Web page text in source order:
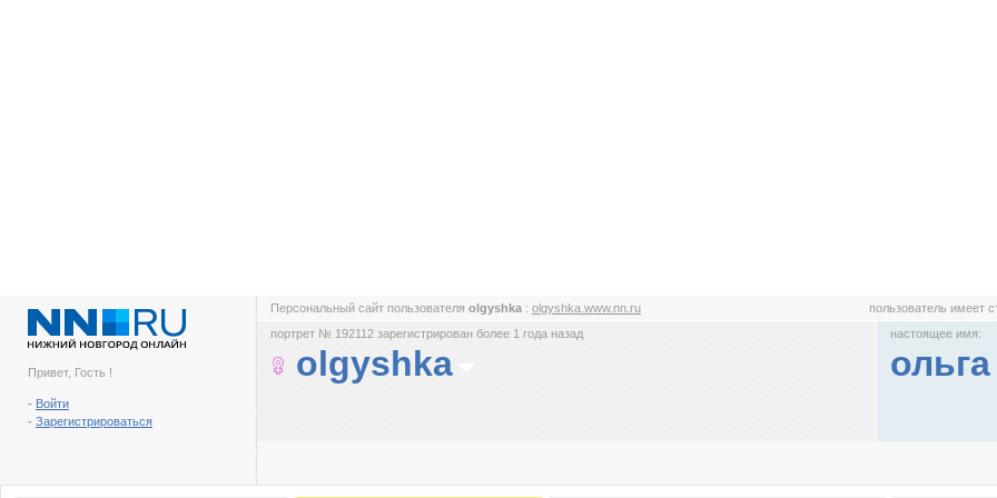
Привет, Гость !
- Войти
- Зарегистрироваться
Персональный сайт пользователя olgyshka : olgyshka.www.nn.ru пользователь имеет
портрет № 192112 зарегистрирован более 1 года назад
olgyshka
настоящее имя:
ольга